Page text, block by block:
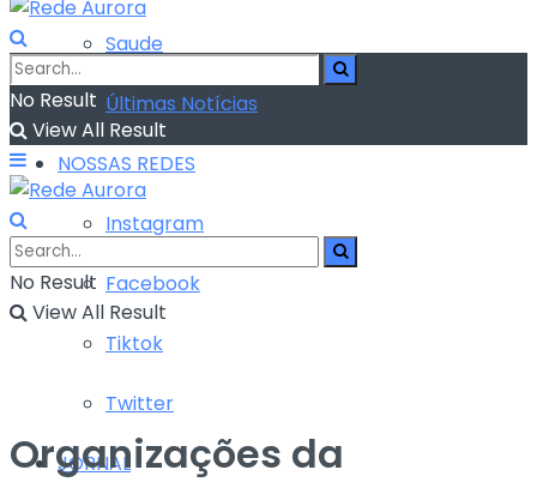
Saude
Últimas Notícias
NOSSAS REDES
Instagram
Facebook
Tiktok
Twitter
JORNAL
No Result
View All Result
No Result
View All Result
Organizações da